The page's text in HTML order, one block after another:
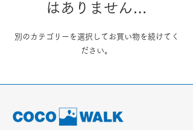
はありません…
別のカテゴリーを選択してお買い物を続けてく
ださい。